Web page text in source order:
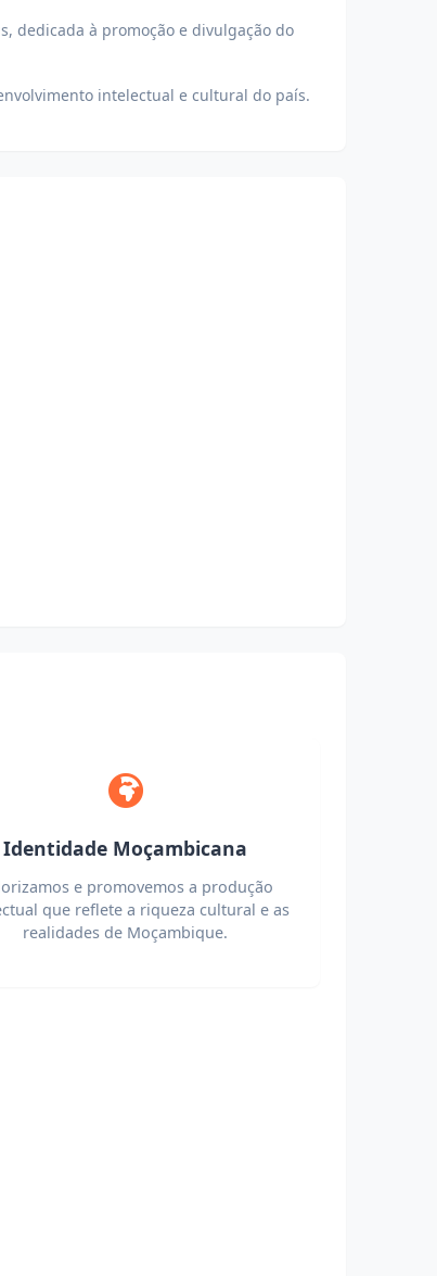
dedicada à promoção e divulgação do
intelectual e cultural do país.
Identidade Moçambicana
e promovemos a produção
que reflete a riqueza cultural e as
realidades de Moçambique.